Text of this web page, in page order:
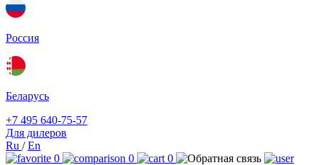
Россия
Беларусь
+7 495 640-75-57
Для дилеров
Ru /En
0
0 0